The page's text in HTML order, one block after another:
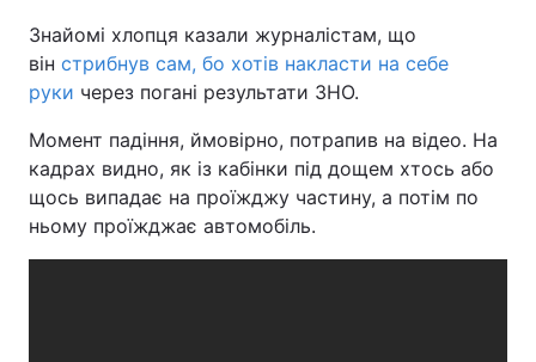
Знайомі хлопця казали журналістам, що
він стрибнув сам, бо хотів накласти на себе
руки через погані результати ЗНО.
Момент падіння, ймовірно, потрапив на відео. На
кадрах видно, як із кабінки під дощем хтось або
щось випадає на проїжджу частину, а потім по
ньому проїжджає автомобіль.